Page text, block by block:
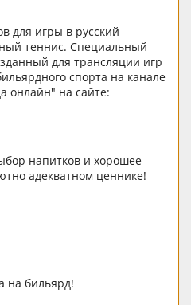
для игры в русский
теннис. Специальный
для трансляции игр
спорта на канале
онлайн" на сайте:
напитков и хорошее
адекватном ценнике!
на бильярд!